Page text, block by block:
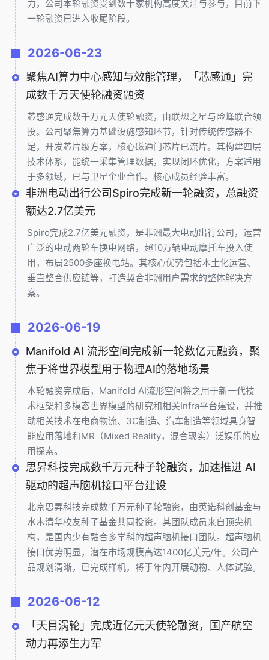
力，公司本轮融资受到数十家机构高度关注与参与，目前下
一轮融资已进入收尾阶段。
2026-06-23
聚焦AI算力中心感知与效能管理，「芯感通」完
成数千万天使轮融资融资
芯感通完成数千万元天使轮融资，由联想之星与险峰联合领
投。公司聚焦算力基础设施感知环节，针对传统传感器不
足，开发芯片级方案，核心磁通门芯片已流片。其构建四层
技术体系，能统一采集管理数据，实现闭环优化，方案适用
于多领域，已与卫星企业合作。核心成员经验丰富。
非洲电动出行公司Spiro完成新一轮融资，总融资
额达2.7亿美元
Spiro完成2.7亿美元融资，是非洲最大电动出行公司，运营
广泛的电动两轮车换电网络，超10万辆电动摩托车投入使
用，布局2500多座换电站。其核心优势包括本土化运营、
垂直整合供应链等，打造契合非洲用户需求的整体解决方
案。
2026-06-19
Manifold AI 流形空间完成新一轮数亿元融资，聚
焦于将世界模型用于物理AI的落地场景
本轮融资完成后，Manifold AI流形空间将之用于新一代技
术框架和多模态世界模型的研究和相关Infra平台建设，并推
动相关技术在电商物流、3C制造、汽车制造等领域具身智
能应用落地和MR（Mixed Reality，混合现实）泛娱乐的应
用探索。
思昇科技完成数千万元种子轮融资，加速推进 AI
驱动的超声脑机接口平台建设
北京思昇科技完成数千万元种子轮融资，由英诺科创基金与
水木清华校友种子基金共同投资。其团队成员来自顶尖机
构，是国内少有融合多学科的超声脑机接口团队。超声脑机
接口优势明显，潜在市场规模高达1400亿美元/年。公司产
品规划清晰，已完成样机，将于年内开展动物、人体试验。
2026-06-12
「天目涡轮」完成近亿元天使轮融资，国产航空
动力再添生力军